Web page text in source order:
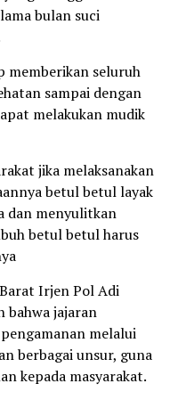
bulan suci
memberikan seluruh
sampai dengan
melakukan mudik
jika melaksanakan
betul betul layak
dan menyulitkan
betul betul harus
Irjen Pol Adi
bahwa jajaran
melalui
berbagai unsur, guna
kepada masyarakat.